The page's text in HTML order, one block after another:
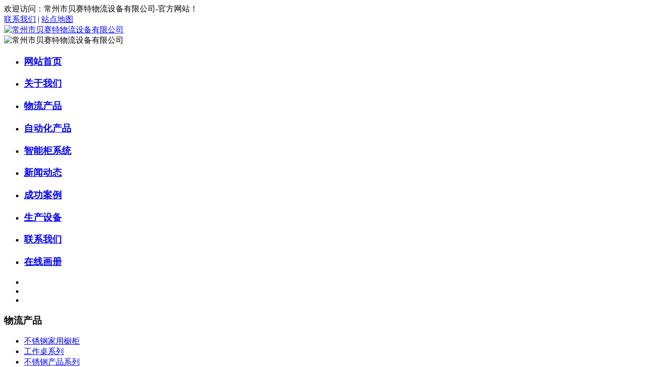
欢迎访问：常州市贝赛特物流设备有限公司-官方网站！
联系我们 | 站点地图
网站首页
关于我们
物流产品
自动化产品
智能柜系统
新闻动态
成功案例
生产设备
联系我们
在线画册
物流产品
不锈钢家用橱柜
工作桌系列
不锈钢产品系列